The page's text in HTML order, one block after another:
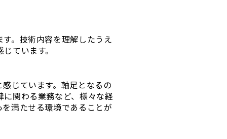
。技術内容を理解したうえ
ています。
じています。軸足となるの
関わる業務など、様々な経
満たせる環境であることが